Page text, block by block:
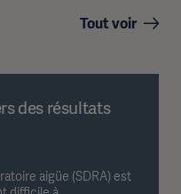
Tout voir
des résultats
aigüe (SDRA) est